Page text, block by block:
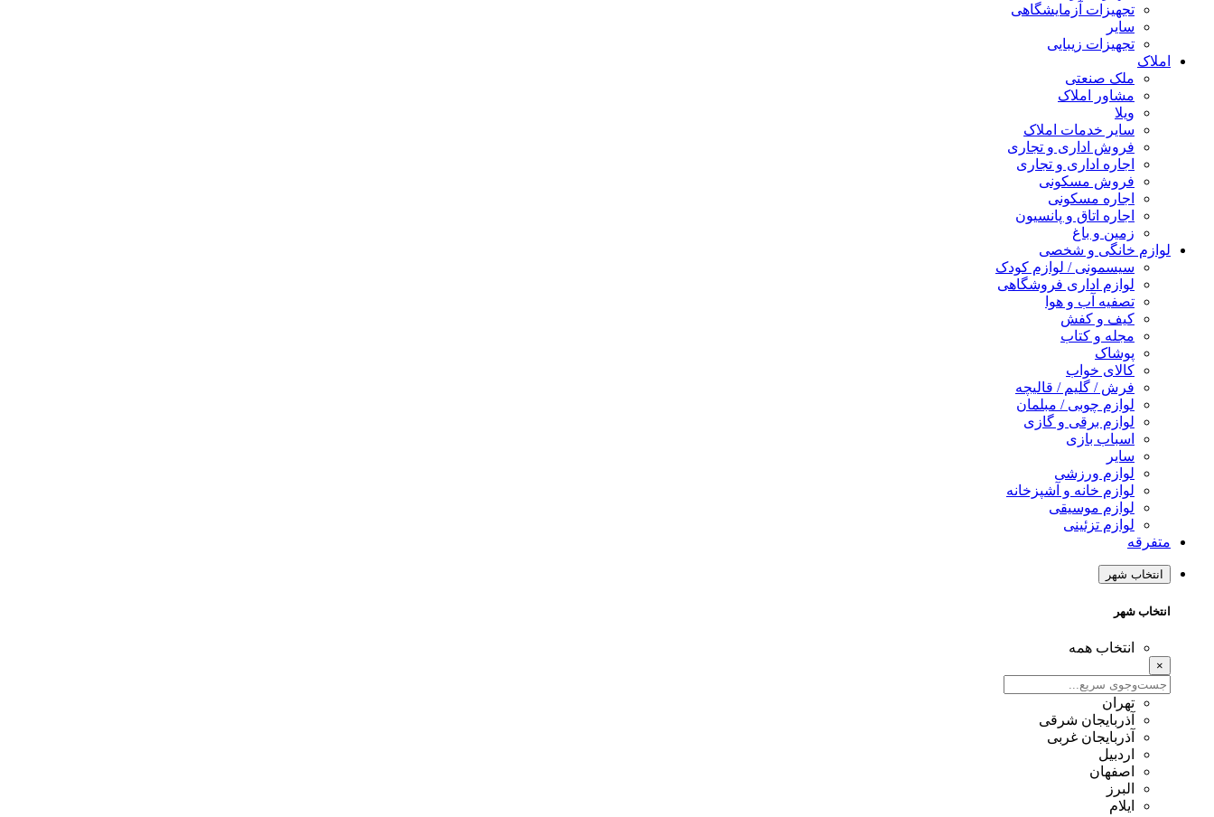
تجهیزات آزمایشگاهی
سایر
تجهیزات زیبایی
املاک
ملک صنعتی
مشاور املاک
ویلا
سایر خدمات املاک
فروش اداری و تجاری
اجاره اداری و تجاری
فروش مسکونی
اجاره مسکونی
اجاره اتاق و پانسیون
زمین و باغ
لوازم خانگی و شخصی
سیسمونی / لوازم کودک
لوازم اداری فروشگاهی
تصفیه آب و هوا
کیف و کفش
مجله و کتاب
پوشاک
کالای خواب
فرش / گلیم / قالیچه
لوازم چوبی / مبلمان
لوازم برقی و گازی
اسباب بازی
سایر
لوازم ورزشی
لوازم خانه و آشپزخانه
لوازم موسیقی
لوازم تزئینی
متفرقه
انتخاب شهر
انتخاب شهر
انتخاب همه
×
تهران
آذربایجان شرقی
آذربایجان غربی
اردبیل
اصفهان
البرز
ایلام